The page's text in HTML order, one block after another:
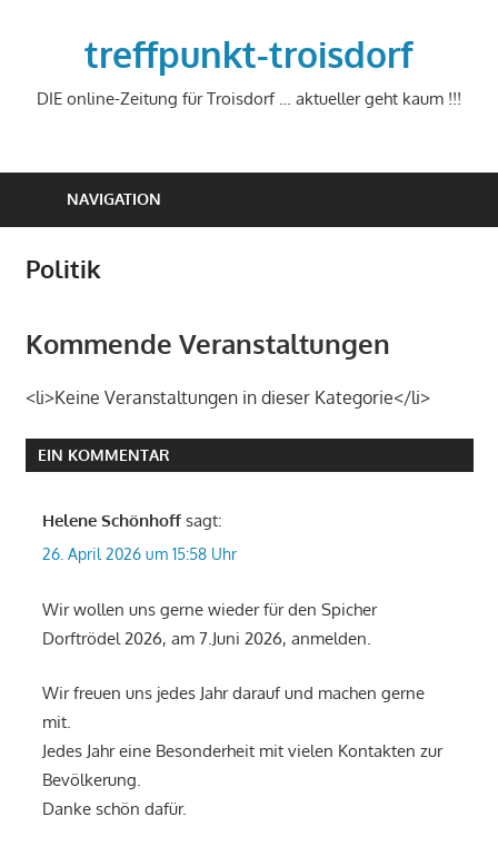
treffpunkt-troisdorf
DIE online-Zeitung für Troisdorf … aktueller geht kaum !!!
NAVIGATION
Politik
Kommende Veranstaltungen
<li>Keine Veranstaltungen in dieser Kategorie</li>
EIN KOMMENTAR
Helene Schönhoff sagt:
26. April 2026 um 15:58 Uhr
Wir wollen uns gerne wieder für den Spicher
Dorftrödel 2026, am 7.Juni 2026, anmelden.
Wir freuen uns jedes Jahr darauf und machen gerne
mit.
Jedes Jahr eine Besonderheit mit vielen Kontakten zur
Bevölkerung.
Danke schön dafür.